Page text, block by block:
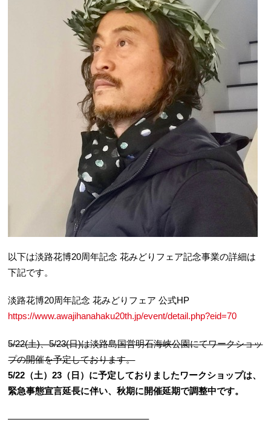
以下は淡路花博20周年記念 花みどりフェア記念事業の詳細は
下記です。
淡路花博20周年記念 花みどりフェア 公式HP
https://www.awajihanahaku20th.jp/event/detail.php?eid=70
5/22(土)、5/23(日)は淡路島国営明石海峡公園にてワークショッ
プの開催を予定しております。
5/22（土）23（日）に予定しておりましたワークショップは、
緊急事態宣言延長に伴い、秋期に開催延期で調整中です。
———————————————–